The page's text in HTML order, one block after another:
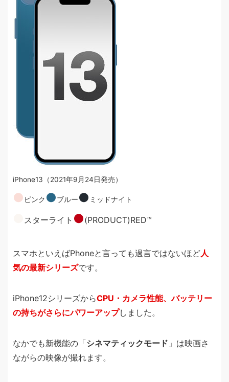
iPhone13（2021年9月24日発売）
● ピンク ●ブルー● ミッドナイト
スターライト ●(PRODUCT)RED™
スマホといえばPhoneと言っても過言ではないほど人
気の最新シリーズです。
iPhone12シリーズからCPU・カメラ性能、バッテリー
の持ちがさらにパワーアップしました。
なかでも新機能の「シネマティックモード 」は映画さ
ながらの映像が撮れます。